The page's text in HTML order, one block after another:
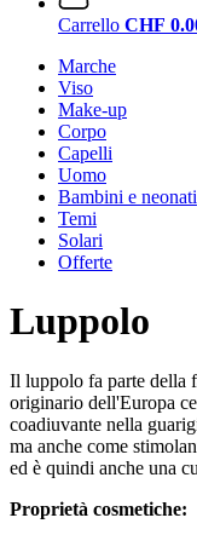
Carrello CHF
Marche
Viso
Make-up
Corpo
Capelli
Uomo
Bambini e neonati
Temi
Solari
Offerte
Luppolo
Il luppolo fa parte della
originario dell'Europa
coadiuvante nella
ma anche come
ed è quindi anche una
Proprietà cosmetiche: